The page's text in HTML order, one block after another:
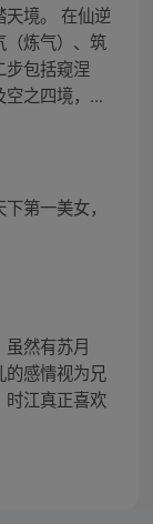
境。 在仙逆
（炼气）、筑
包括窥涅
空之四境，...
第一美女，
虽然有苏月
的感情视为兄
时江真正喜欢